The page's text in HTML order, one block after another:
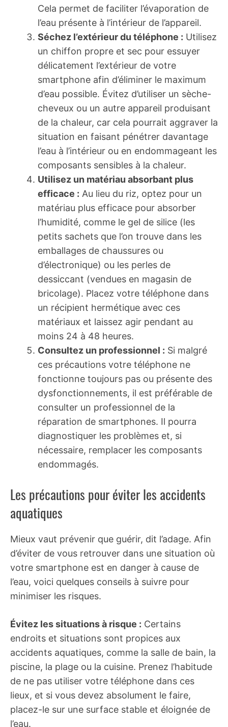
Cela permet de faciliter l’évaporation de
l’eau présente à l’intérieur de l’appareil.
Séchez l’extérieur du téléphone : Utilisez
un chiffon propre et sec pour essuyer
délicatement l’extérieur de votre
smartphone afin d’éliminer le maximum
d’eau possible. Évitez d’utiliser un sèche-
cheveux ou un autre appareil produisant
de la chaleur, car cela pourrait aggraver la
situation en faisant pénétrer davantage
l’eau à l’intérieur ou en endommageant les
composants sensibles à la chaleur.
Utilisez un matériau absorbant plus
efficace : Au lieu du riz, optez pour un
matériau plus efficace pour absorber
l’humidité, comme le gel de silice (les
petits sachets que l’on trouve dans les
emballages de chaussures ou
d’électronique) ou les perles de
dessiccant (vendues en magasin de
bricolage). Placez votre téléphone dans
un récipient hermétique avec ces
matériaux et laissez agir pendant au
moins 24 à 48 heures.
Consultez un professionnel : Si malgré
ces précautions votre téléphone ne
fonctionne toujours pas ou présente des
dysfonctionnements, il est préférable de
consulter un professionnel de la
réparation de smartphones. Il pourra
diagnostiquer les problèmes et, si
nécessaire, remplacer les composants
endommagés.
Les précautions pour éviter les accidents
aquatiques
Mieux vaut prévenir que guérir, dit l’adage. Afin
d’éviter de vous retrouver dans une situation où
votre smartphone est en danger à cause de
l’eau, voici quelques conseils à suivre pour
minimiser les risques.
Évitez les situations à risque : Certains
endroits et situations sont propices aux
accidents aquatiques, comme la salle de bain, la
piscine, la plage ou la cuisine. Prenez l’habitude
de ne pas utiliser votre téléphone dans ces
lieux, et si vous devez absolument le faire,
placez-le sur une surface stable et éloignée de
l’eau.